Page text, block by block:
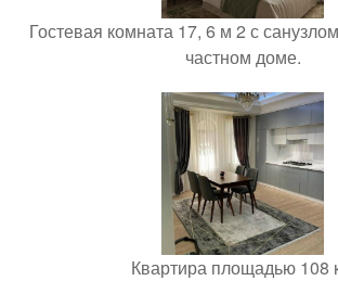
Гостевая комната 17, 6 м 2 с
частном доме.
Квартира площадью 108